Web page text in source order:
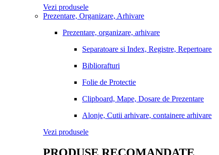
Vezi produsele
Prezentare, Organizare, Arhivare
Prezentare, organizare, arhivare
Separatoare si Index, Registre, Repertoare
Bibliorafturi
Folie de Protectie
Clipboard, Mape, Dosare de Prezentare
Alonje, Cutii arhivare, containere arhivare
Vezi produsele